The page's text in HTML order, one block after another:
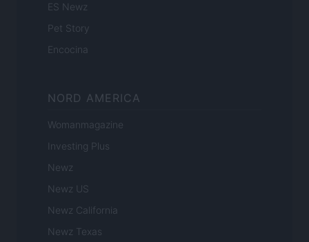
ES Newz
Pet Story
Encocina
NORD AMERICA
Womanmagazine
Investing Plus
Newz
Newz US
Newz California
Newz Texas